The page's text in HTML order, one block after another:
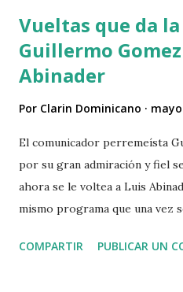
Vueltas que da
Guillermo
Abinader
Por Clarin Dominicano
El comunicador perremeísta
por su gran admiración y fiel
ahora se le voltea a Luis
mismo programa que una vez
COMPARTIR PUBLICAR UN